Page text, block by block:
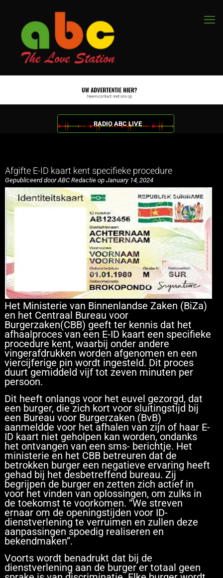
RADIO ABC LIVE
Afgifte E-ID kaart kent specifieke procedure
Gepubliceerd door ABC Redactie op January 14, 2024
Het Ministerie van Binnenlandse Zaken (BiZa)
en het Centraal Bureau voor
Burgerzaken(CBB) geeft ter kennis dat het
afhaalproces van een E-ID kaart een specifieke
procedure kent, waarbij onder andere
vingerafdrukken worden afgenomen en een
viercijferige pin wordt ingesteld. Dit proces
duurt gemiddeld vijf tot zeven minuten per
persoon.
Dit heeft onlangs voor het euvel gezorgd, dat
een burger, die zich kort voor sluitingstijd bij
een Bureau voor Burgerzaken (BvB)
aanmeldde voor het afhalen van zijn of haar E-
ID kaart niet geholpen kan worden, ondanks
het ontvangen van een sms- berichtje. Het
ministerie en het CBB betreuren dat de
betrokken burger een negatieve ervaring heeft
gehad bij het desbetreffend bureau. Zij
begrijpen de burger en zetten zich actief in
voor het vinden van oplossingen, om zulks in
de toekomst te voorkomen. “We streven
ernaar om de openingstijden voor ID-
dienstverlening te verruimen en zullen deze
aanpassingen spoedig realiseren en
bekendmaken”.
Voorts wordt benadrukt dat bij de
dienstverlening aan de burger er totaal geen